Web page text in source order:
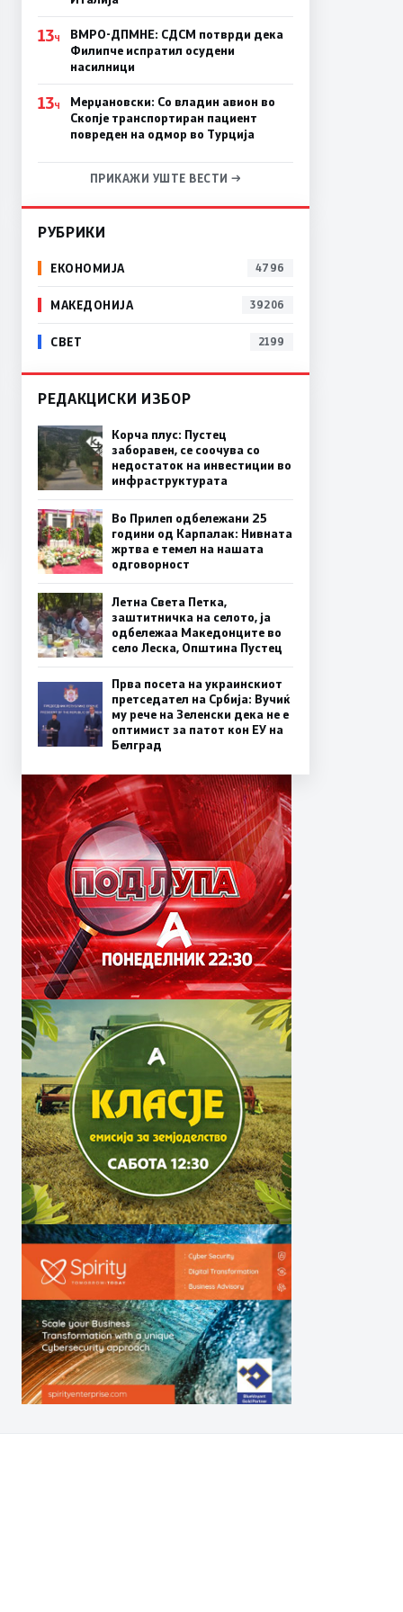
13Ч
ВМРО-ДПМНЕ: СДСM потврди дека
Филипче испратил осудени
насилници
13Ч
Мерџановски: Со владин авион во
Скопје транспортиран пациент
повреден на одмор во Турција
ПРИКАЖИ УШТЕ ВЕСТИ →
РУБРИКИ
ЕКОНОМИЈА 4796
МАКЕДОНИЈА 39206
СВЕТ 2199
РЕДАКЦИСКИ ИЗБОР
Корча плус: Пустец
заборавен, се соочува со
недостаток на инвестиции во
инфраструктурата
Во Прилеп одбележани 25
години од Карпалак: Нивната
жртва е темел на нашата
одговорност
Летна Света Петка,
заштитничка на селото, ја
одбележаа Македонците во
село Леска, Општина Пустец
Прва посета на украинскиот
претседател на Србија: Вучиќ
му рече на Зеленски дека не е
оптимист за патот кон ЕУ на
Белград